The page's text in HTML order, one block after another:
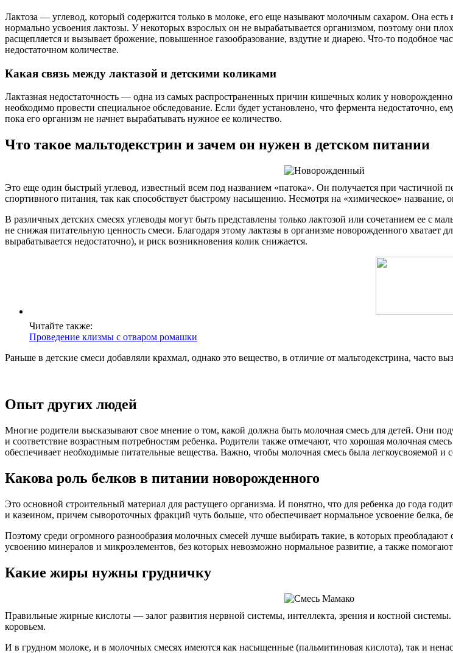
Лактоза — углевод, который содержится только в молоке, его еще называют молочным сахаром. Она
нормально усвоения лактозы. У некоторых взрослых он не вырабатывается организмом, поэтому они
расщепляется и вызывает брожение, повышенное газообразование, вздутие и диарею. Что-то подобное
недостаточном количестве.
Какая связь между лактазой и детскими коликами
Лактазная недостаточность — одна из самых распространенных причин кишечных колик у
необходимо провести специальное обследование. Если будет установлено, что фермента недостаточно,
пока его организм не начнет вырабатывать нужное ее количество.
Что такое мальтодекстрин и зачем он нужен в детском питании
Это еще один быстрый углевод, известный всем под названием «патока». Он получается при частичной
спортивного питания, так как способствует быстрому насыщению. Несмотря на «химическое» название,
В различных детских смесях углеводы могут быть представлены только лактозой или сочетанием ее с
не снижая питательную ценность смеси. Благодаря этому лактазы в организме новорожденного
вырабатывается недостаточно), и риск возникновения колик снижается.
Читайте также:
Проведение клизмы с отваром ромашки
Раньше в детские смеси добавляли крахмал, однако это вещество, в отличие от мальтодекстрина, часто
Опыт других людей
Многие родители высказывают свое мнение о том, какой должна быть молочная смесь для детей. Они
и соответствие возрастным потребностям ребенка. Родители также отмечают, что хорошая молочная
обеспечивает необходимые питательные вещества. Важно, чтобы молочная смесь была легкоусвояемой и
Какова роль белков в питании новорожденного
Это основной строительный материал для растущего организма. И понятно, что для ребенка до года
и казеином, причем сывороточных фракций чуть больше, что обеспечивает нормальное усвоение белка,
Поэтому среди огромного разнообразия молочных смесей лучше выбирать такие, в которых
усвоению минералов и микроэлементов, без которых невозможно нормальное развитие, а также
Какие жиры нужны грудничку
Правильные жирные кислоты — залог развития нервной системы, интеллекта, зрения и костной
коровьем.
И в грудном молоке, и в молочных смесях имеются как насыщенные (пальмитиновая кислота), так и